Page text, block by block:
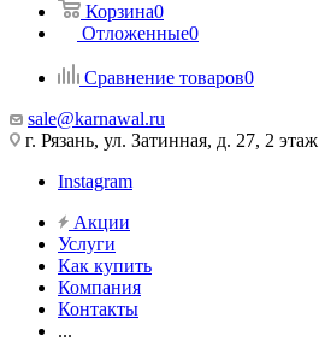
Корзина0
Отложенные0
Сравнение товаров0
sale@karnawal.ru
г. Рязань, ул. Затинная, д. 27, 2 этаж
Instagram
Акции
Услуги
Как купить
Компания
Контакты
...